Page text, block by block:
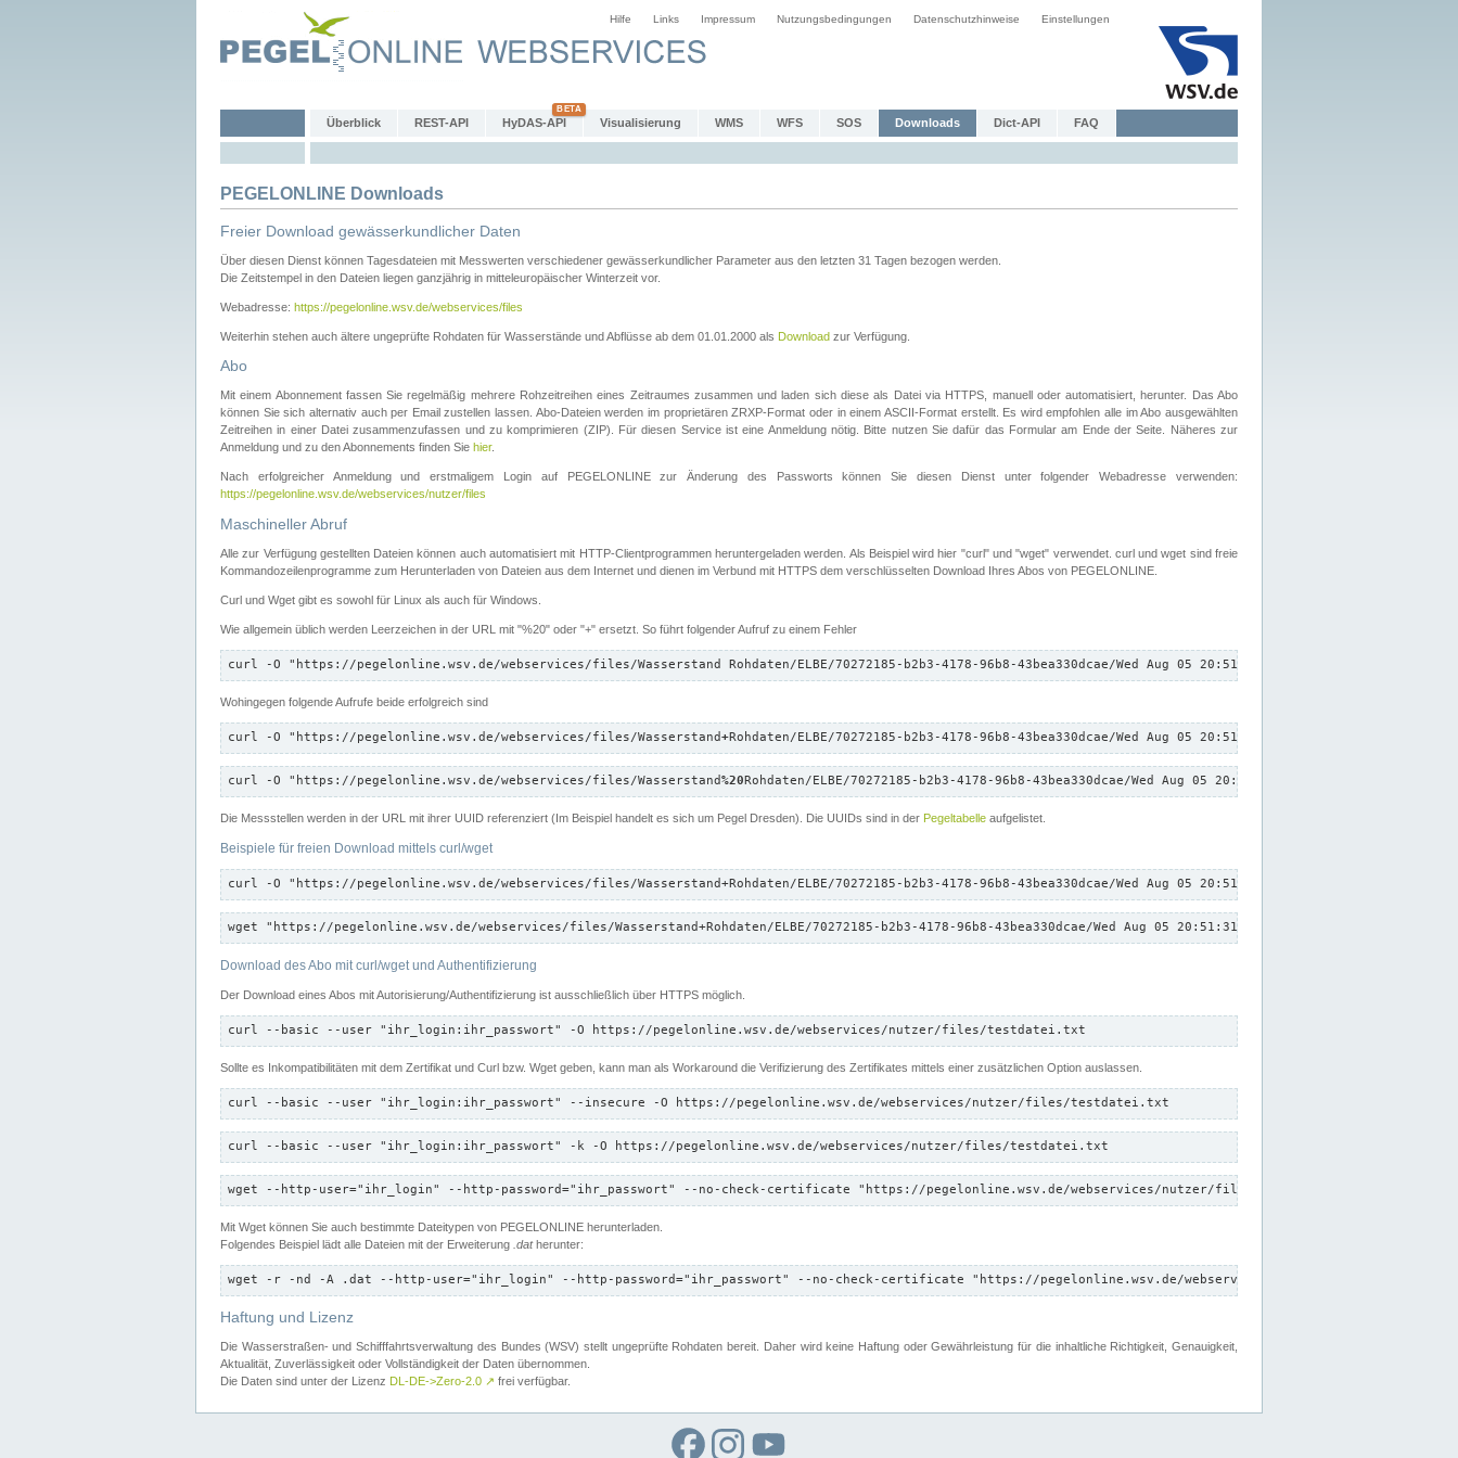
Hilfe Links Impressum Nutzungsbedingungen Datenschutzhinweise Einstellungen
Überblick REST-API HyDAS-API Visualisierung WMS WFS SOS Downloads Dict-API FAQ
PEGELONLINE Downloads
Freier Download gewässerkundlicher Daten
Über diesen Dienst können Tagesdateien mit Messwerten verschiedener gewässerkundlicher Parameter aus den letzten 31 Tagen bezogen werden.
Die Zeitstempel in den Dateien liegen ganzjährig in mitteleuropäischer Winterzeit vor.
Webadresse: https://pegelonline.wsv.de/webservices/files
Weiterhin stehen auch ältere ungeprüfte Rohdaten für Wasserstände und Abflüsse ab dem 01.01.2000 als Download zur Verfügung.
Abo
Mit einem Abonnement fassen Sie regelmäßig mehrere Rohzeitreihen eines Zeitraumes zusammen und laden sich diese als Datei via HTTPS, manuell oder automatisiert, herunter. Das Abo
können Sie sich alternativ auch per Email zustellen lassen. Abo-Dateien werden im proprietären ZRXP-Format oder in einem ASCII-Format erstellt. Es wird empfohlen alle im Abo ausgewählten
Zeitreihen in einer Datei zusammenzufassen und zu komprimieren (ZIP). Für diesen Service ist eine Anmeldung nötig. Bitte nutzen Sie dafür das Formular am Ende der Seite. Näheres zur
Anmeldung und zu den Abonnements finden Sie hier.
Nach erfolgreicher Anmeldung und erstmaligem Login auf PEGELONLINE zur Änderung des Passworts können Sie diesen Dienst unter folgender Webadresse verwenden:
https://pegelonline.wsv.de/webservices/nutzer/files
Maschineller Abruf
Alle zur Verfügung gestellten Dateien können auch automatisiert mit HTTP-Clientprogrammen heruntergeladen werden. Als Beispiel wird hier "curl" und "wget" verwendet. curl und wget sind freie
Kommandozeilenprogramme zum Herunterladen von Dateien aus dem Internet und dienen im Verbund mit HTTPS dem verschlüsselten Download Ihres Abos von PEGELONLINE.
Curl und Wget gibt es sowohl für Linux als auch für Windows.
Wie allgemein üblich werden Leerzeichen in der URL mit "%20" oder "+" ersetzt. So führt folgender Aufruf zu einem Fehler
curl -O "https://pegelonline.wsv.de/webservices/files/Wasserstand Rohdaten/ELBE/70272185-b2b3-4178-96b8-43bea330dcae/Wed Aug 05 20:51:31 CEST 2026/down.txt"
Wohingegen folgende Aufrufe beide erfolgreich sind
curl -O "https://pegelonline.wsv.de/webservices/files/Wasserstand+Rohdaten/ELBE/70272185-b2b3-4178-96b8-43bea330dcae/Wed Aug 05 20:51:31 CEST 2026/down.txt"
curl -O "https://pegelonline.wsv.de/webservices/files/Wasserstand%20Rohdaten/ELBE/70272185-b2b3-4178-96b8-43bea330dcae/Wed Aug 05 20:51:31 CEST 2026/down.txt"
Die Messstellen werden in der URL mit ihrer UUID referenziert (Im Beispiel handelt es sich um Pegel Dresden). Die UUIDs sind in der Pegeltabelle aufgelistet.
Beispiele für freien Download mittels curl/wget
curl -O "https://pegelonline.wsv.de/webservices/files/Wasserstand+Rohdaten/ELBE/70272185-b2b3-4178-96b8-43bea330dcae/Wed Aug 05 20:51:31 CEST 2026/down.txt"
wget "https://pegelonline.wsv.de/webservices/files/Wasserstand+Rohdaten/ELBE/70272185-b2b3-4178-96b8-43bea330dcae/Wed Aug 05 20:51:31 CEST 2026/down.txt"
Download des Abo mit curl/wget und Authentifizierung
Der Download eines Abos mit Autorisierung/Authentifizierung ist ausschließlich über HTTPS möglich.
curl --basic --user "ihr_login:ihr_passwort" -O https://pegelonline.wsv.de/webservices/nutzer/files/testdatei.txt
Sollte es Inkompatibilitäten mit dem Zertifikat und Curl bzw. Wget geben, kann man als Workaround die Verifizierung des Zertifikates mittels einer zusätzlichen Option auslassen.
curl --basic --user "ihr_login:ihr_passwort" --insecure -O https://pegelonline.wsv.de/webservices/nutzer/files/testdatei.txt
curl --basic --user "ihr_login:ihr_passwort" -k -O https://pegelonline.wsv.de/webservices/nutzer/files/testdatei.txt
wget --http-user="ihr_login" --http-password="ihr_passwort" --no-check-certificate "https://pegelonline.wsv.de/webservices/nutzer/files/testdatei.txt"
Mit Wget können Sie auch bestimmte Dateitypen von PEGELONLINE herunterladen.
Folgendes Beispiel lädt alle Dateien mit der Erweiterung .datherunter:
wget -r -nd -A .dat --http-user="ihr_login" --http-password="ihr_passwort" --no-check-certificate "https://pegelonline.wsv.de/webservices/nutzer/files"
Haftung und Lizenz
Die Wasserstraßen- und Schifffahrtsverwaltung des Bundes (WSV) stellt ungeprüfte Rohdaten bereit. Daher wird keine Haftung oder Gewährleistung für die inhaltliche Richtigkeit, Genauigkeit,
Aktualität, Zuverlässigkeit oder Vollständigkeit der Daten übernommen.
Die Daten sind unter der Lizenz DL-DE->Zero-2.0 ↗ frei verfügbar.